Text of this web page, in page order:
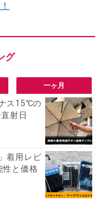
一ヶ月
ス15℃の
射日
着用レビ
と価格